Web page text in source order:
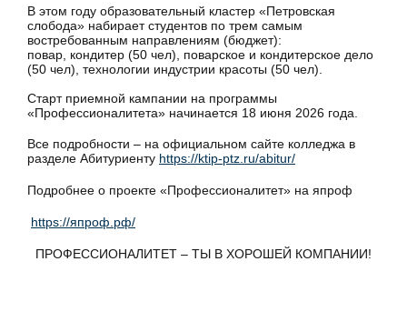
В этом году образовательный кластер «Петровская
слобода» набирает студентов по трем самым
востребованным направлениям (бюджет):
повар, кондитер (50 чел), поварское и кондитерское дело
(50 чел), технологии индустрии красоты (50 чел).
Старт приемной кампании на программы
«Профессионалитета» начинается 18 июня 2026 года.
Все подробности – на официальном сайте колледжа в
разделе Абитуриенту https://ktip-ptz.ru/abitur/
Подробнее о проекте «Профессионалитет» на япроф
https://япроф.рф/
ПРОФЕССИОНАЛИТЕТ – ТЫ В ХОРОШЕЙ КОМПАНИИ!